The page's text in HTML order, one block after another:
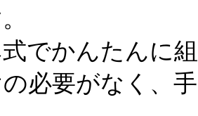
でかんたんに
必要がなく、